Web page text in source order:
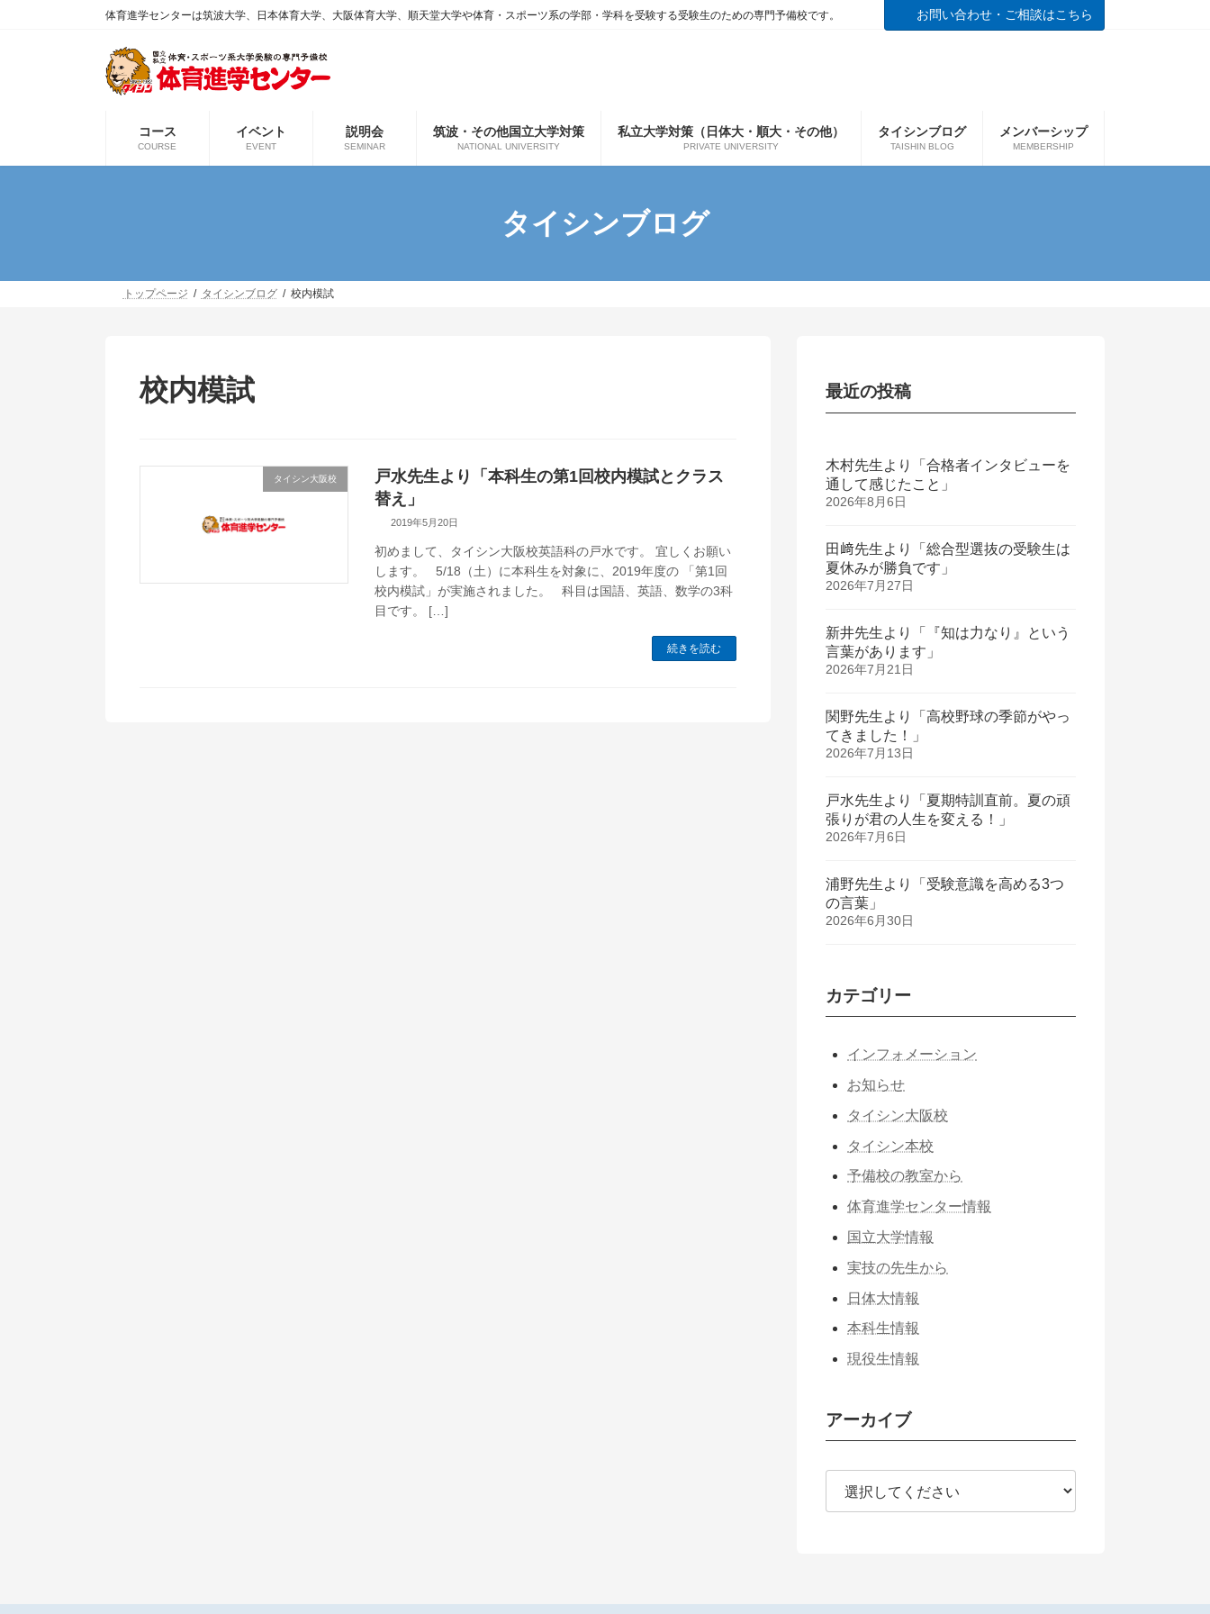
体育進学センターは筑波大学、日本体育大学、大阪体育大学、順天堂大学や体育・スポーツ系の学部・学科を受験する受験生のための専門予備校です。 お問い合わせ・ご相談はこちら
コース
COURSE
イベント
EVENT
説明会
SEMINAR
筑波・その他国立大学対策
NATIONAL UNIVERSITY
私立大学対策（日体大・順大・その他）
PRIVATE UNIVERSITY
タイシンブログ
TAISHIN BLOG
メンバーシップ
MEMBERSHIP
タイシンブログ
トップページ タイシンブログ 校内模試
校内模試
タイシン大阪校
戸水先生より「本科生の第1回校内模試とクラス
替え」
2019年5月20日
初めまして、タイシン大阪校英語科の戸水です。 宜しくお願い
します。 5/18（土）に本科生を対象に、2019年度の 「第1回
校内模試」が実施されました。 科目は国語、英語、数学の3科
目です。 […]
続きを読む
最近の投稿
木村先生より「合格者インタビューを
通して感じたこと」
2026年8月6日
田﨑先生より「総合型選抜の受験生は
夏休みが勝負です」
2026年7月27日
新井先生より「『知は力なり』という
言葉があります」
2026年7月21日
関野先生より「高校野球の季節がやっ
てきました！」
2026年7月13日
戸水先生より「夏期特訓直前。夏の頑
張りが君の人生を変える！」
2026年7月6日
浦野先生より「受験意識を高める3つ
の言葉」
2026年6月30日
カテゴリー
インフォメーション
お知らせ
タイシン大阪校
タイシン本校
予備校の教室から
体育進学センター情報
国立大学情報
実技の先生から
日体大情報
本科生情報
現役生情報
アーカイブ